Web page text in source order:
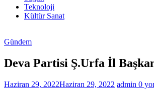
Teknoloji
Kültür Sanat
Gündem
Deva Partisi Ş.Urfa İl
Haziran 29, 2022Haziran 29, 2022 admin 0